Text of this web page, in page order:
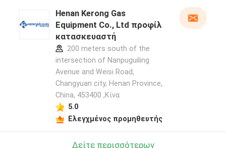
Henan Kerong Gas
Equipment Co., Ltd προφίλ
κατασκευαστή
200 meters south of the
intersection of Nanpuguiling
Avenue and Weisi Road,
Changyuan city, Henan Province,
China, 453400 ,Κίνα
5.0
Ελεγχμένος προμηθευτής
Δείτε περισσότερων